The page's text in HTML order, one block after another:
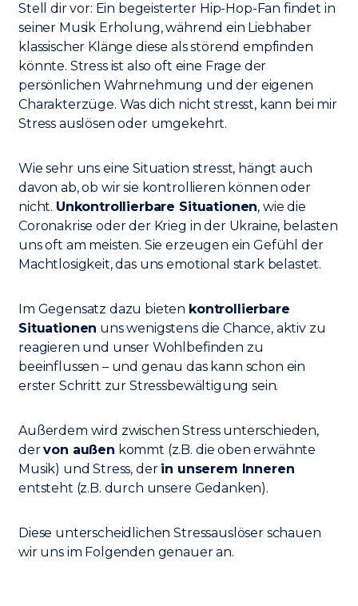
Stell dir vor: Ein begeisterter Hip-Hop-Fan findet in
seiner Musik Erholung, während ein Liebhaber
klassischer Klänge diese als störend empfinden
könnte. Stress ist also oft eine Frage der
persönlichen Wahrnehmung und der eigenen
Charakterzüge. Was dich nicht stresst, kann bei mir
Stress auslösen oder umgekehrt.
Wie sehr uns eine Situation stresst, hängt auch
davon ab, ob wir sie kontrollieren können oder
nicht. Unkontrollierbare Situationen, wie die
Coronakrise oder der Krieg in der Ukraine, belasten
uns oft am meisten. Sie erzeugen ein Gefühl der
Machtlosigkeit, das uns emotional stark belastet.
Im Gegensatz dazu bieten kontrollierbare
Situationen uns wenigstens die Chance, aktiv zu
reagieren und unser Wohlbefinden zu
beeinflussen – und genau das kann schon ein
erster Schritt zur Stressbewältigung sein.
Außerdem wird zwischen Stress unterschieden,
dervon außen kommt (z.B. die oben erwähnte
Musik) und Stress, der in unserem Inneren
entsteht (z.B. durch unsere Gedanken).
Diese unterscheidlichen Stressauslöser schauen
wir uns im Folgenden genauer an.